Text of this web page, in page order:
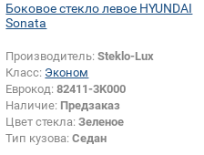
Боковое стекло левое HYUNDAI
Sonata
Производитель:Steklo-Lux
Класс: Эконом
Еврокод:82411-3K000
Наличие: Предзаказ
Цвет стекла:Зеленое
Тип кузова:Седан